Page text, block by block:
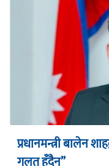
प्रधानमन्त्री बालेन